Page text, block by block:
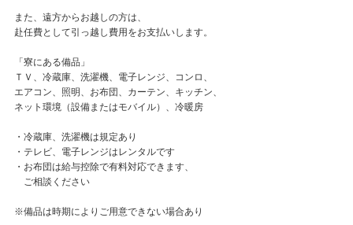
また、遠方からお越しの方は、
赴任費として引っ越し費用をお支払いします。
「寮にある備品」
ＴＶ、冷蔵庫、洗濯機、電子レンジ、コンロ、
エアコン、照明、お布団、カーテン、キッチン、
ネット環境（設備またはモバイル）、冷暖房
・冷蔵庫、洗濯機は規定あり
・テレビ、電子レンジはレンタルです
・お布団は給与控除で有料対応できます、
ご相談ください
※備品は時期によりご用意できない場合あり